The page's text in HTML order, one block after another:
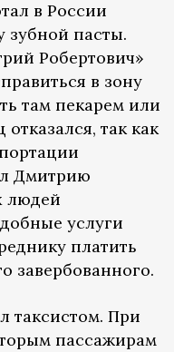
в России
зубной пасты.
Робертович»
в зону
там пекарем или
так как
Дмитрию
людей
услуги
платить
завербованного.
таксистом. При
пассажирам